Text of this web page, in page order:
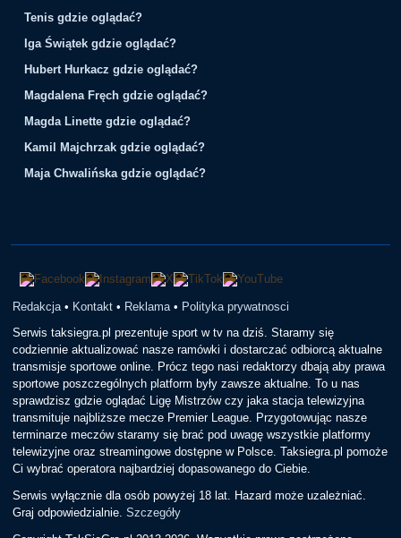
Tenis gdzie oglądać?
Iga Świątek gdzie oglądać?
Hubert Hurkacz gdzie oglądać?
Magdalena Fręch gdzie oglądać?
Magda Linette gdzie oglądać?
Kamil Majchrzak gdzie oglądać?
Maja Chwalińska gdzie oglądać?
Redakcja • Kontakt • Reklama • Polityka prywatnosci
Serwis taksiegra.pl prezentuje sport w tv na dziś. Staramy się
codziennie aktualizować nasze ramówki i dostarczać odbiorcą aktualne
transmisje sportowe online. Prócz tego nasi redaktorzy dbają aby prawa
sportowe poszczególnych platform były zawsze aktualne. To u nas
sprawdzisz gdzie oglądać Ligę Mistrzów czy jaka stacja telewizyjna
transmituje najbliższe mecze Premier League. Przygotowując nasze
terminarze meczów staramy się brać pod uwagę wszystkie platformy
telewizyjne oraz streamingowe dostępne w Polsce. Taksiegra.pl pomoże
Ci wybrać operatora najbardziej dopasowanego do Ciebie.
Serwis wyłącznie dla osób powyżej 18 lat. Hazard może uzależniać.
Graj odpowiedzialnie.Szczegóły